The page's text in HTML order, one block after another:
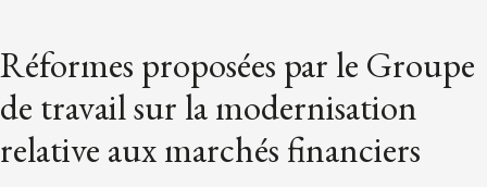
Réformes proposées par le Groupe
de travail sur la modernisation
relative aux marchés financiers